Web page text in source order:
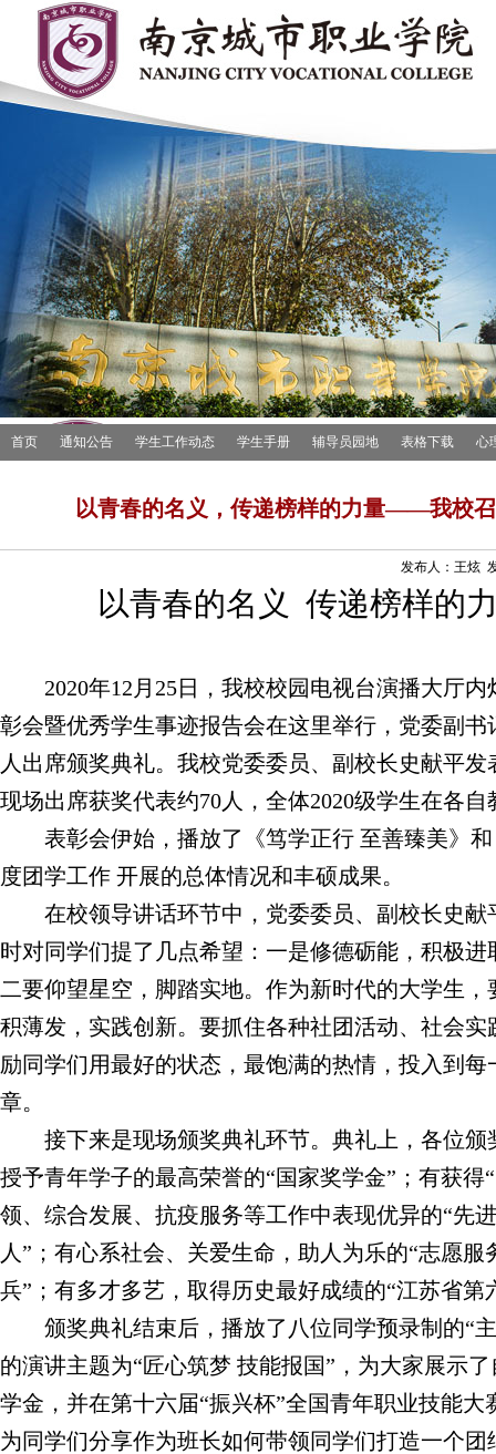
首页 通知公告 学生工作动态 学生手册 辅导员园地 表格下载 心
以青春的名义，传递榜样的力量——我校
发布人：王炫
以青春的名义 传递榜样的
2020年12 月 25日，我校校园电视台演播大厅
彰会暨优秀学生事迹报告会在这里举行，党委副
人出席颁奖典礼。我校党委委员、副校长史献平
现场出席获奖代表约70人，全体2020级学生在各自
表彰会伊始，播放了《笃学正行 至善臻美》
度团学工作 开展的总体情况和丰硕成果。
在校领导讲话环节中，党委委员、副校长史
时对同学们提了几点希望：一是修德砺能，积极
二要仰望星空，脚踏实地。作为新时代的大学生
积薄发，实践创新。要抓住各种社团活动、社会
励同学们用最好的状态，最饱满的热情，投入到
章。
接下来是现场颁奖典礼环节。典礼上，各位
授予青年学子的最高荣誉的“国家奖学金”；有获
领、综合发展、抗疫服务等工作中表现优异的“先
人”；有心系社会、关爱生命，助人为乐的“志愿
兵”；有多才多艺，取得历史最好成绩的“江苏省第
颁奖典礼结束后，播放了八位同学预录制的“
的演讲主题为“匠心筑梦 技能报国”，为大家展示
学金，并在第十六届“振兴杯”全国青年职业技能
为同学们分享作为班长如何带领同学们打造一个